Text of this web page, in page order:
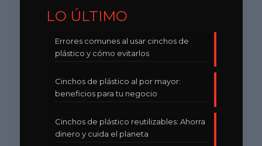
LO ÚLTIMO
Errores comunes al usar cinchos de
plástico y cómo evitarlos
Cinchos de plástico al por mayor:
beneficios para tu negocio
Cinchos de plástico reutilizables: Ahorra
dinero y cuida el planeta